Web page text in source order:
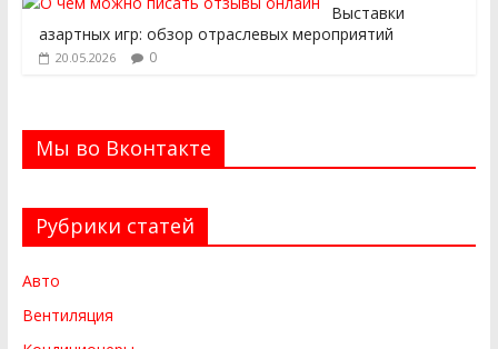
Выставки
азартных игр: обзор отраслевых мероприятий
20.05.2026 0
Мы во Вконтакте
Рубрики статей
Авто
Вентиляция